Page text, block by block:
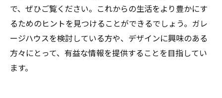
で、ぜひご覧ください。これからの生活をより豊かにす
るためのヒントを見つけることができるでしょう。ガレ
ージハウスを検討している方や、デザインに興味のある
方々にとって、有益な情報を提供することを目指してい
ます。